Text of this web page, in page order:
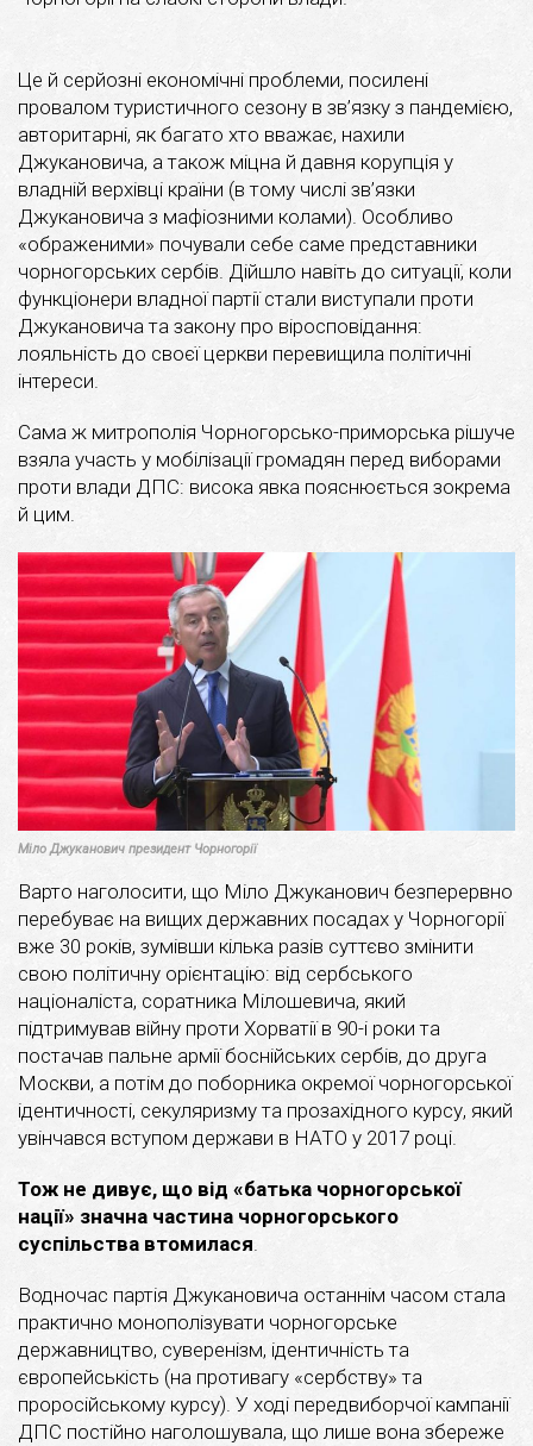
Це й серйозні економічні проблеми, посилені
провалом туристичного сезону в зв’язку з пандемією,
авторитарні, як багато хто вважає, нахили
Джукановича, а також міцна й давня корупція у
владній верхівці країни (в тому числі зв’язки
Джукановича з мафіозними колами). Особливо
«ображеними» почували себе саме представники
чорногорських сербів. Дійшло навіть до ситуації, коли
функціонери владної партії стали виступали проти
Джукановича та закону про віросповідання:
лояльність до своєї церкви перевищила політичні
інтереси.
Сама ж митрополія Чорногорсько-приморська рішуче
взяла участь у мобілізації громадян перед виборами
проти влади ДПС: висока явка пояснюється зокрема
й цим.
Міло Джуканович президент Чорногорії
Варто наголосити, що Міло Джуканович безперервно
перебуває на вищих державних посадах у Чорногорії
вже 30 років, зумівши кілька разів суттєво змінити
свою політичну орієнтацію: від сербського
націоналіста, соратника Мілошевича, який
підтримував війну проти Хорватії в 90-і роки та
постачав пальне армії боснійських сербів, до друга
Москви, а потім до поборника окремої чорногорської
ідентичності, секуляризму та прозахідного курсу, який
увінчався вступом держави в НАТО у 2017 році.
Тож не дивує, що від «батька чорногорської
нації» значна частина чорногорського
суспільства втомилася.
Водночас партія Джукановича останнім часом стала
практично монополізувати чорногорське
державництво, суверенізм, ідентичність та
європейськість (на противагу «сербству» та
проросійському курсу). У ході передвиборчої кампанії
ДПС постійно наголошувала, що лише вона збереже